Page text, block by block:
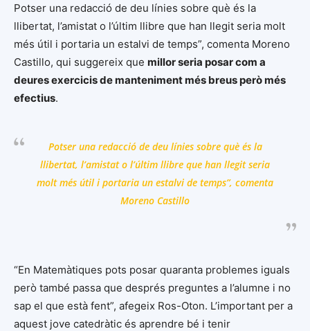
Potser una redacció de deu línies sobre què és la
llibertat, l’amistat o l’últim llibre que han llegit seria molt
més útil i portaria un estalvi de temps”, comenta Moreno
Castillo, qui suggereix que millor seria posar com a
deures exercicis de manteniment més breus però més
efectius.
Potser una redacció de deu línies sobre què és la
llibertat, l’amistat o l’últim llibre que han llegit seria
molt més útil i portaria un estalvi de temps”, comenta
Moreno Castillo
“En Matemàtiques pots posar quaranta problemes iguals
però també passa que després preguntes a l’alumne i no
sap el que està fent”, afegeix Ros-Oton. L’important per a
aquest jove catedràtic és aprendre bé i tenir